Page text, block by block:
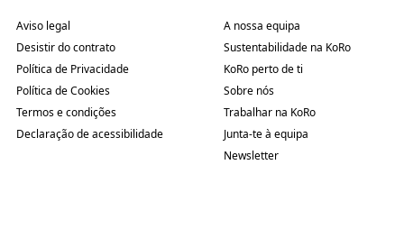
Aviso legal
Desistir do contrato
Política de Privacidade
Política de Cookies
Termos e condições
Declaração de acessibilidade
A nossa equipa
Sustentabilidade na KoRo
KoRo perto de ti
Sobre nós
Trabalhar na KoRo
Junta-te à equipa
Newsletter